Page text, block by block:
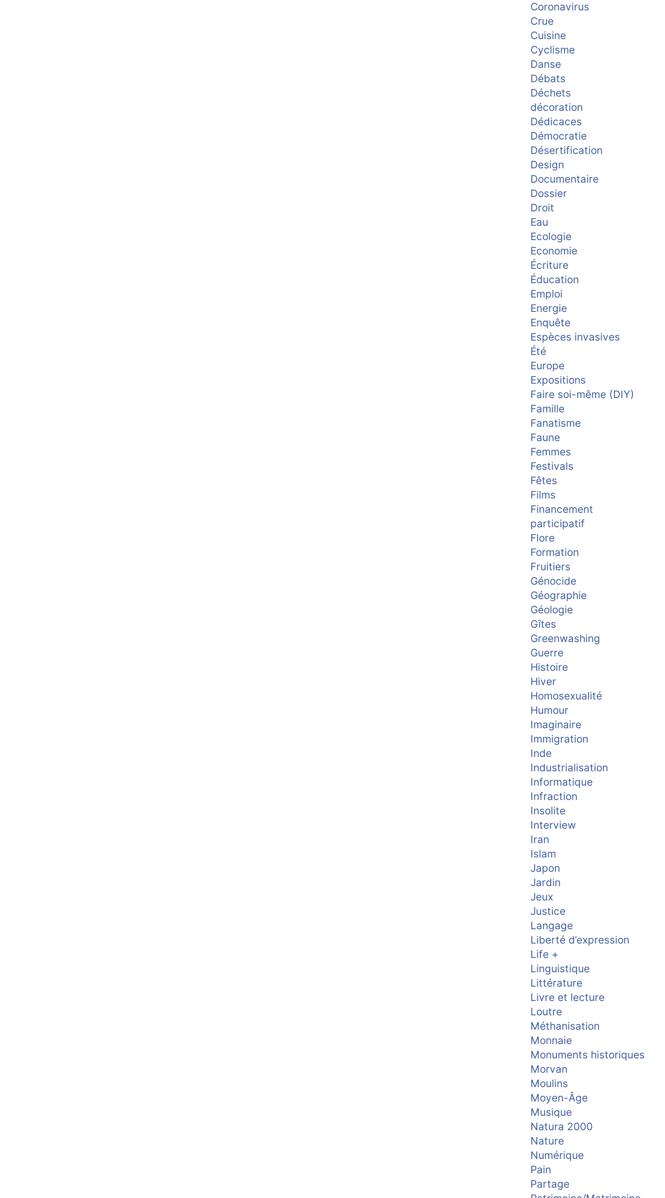
Coronavirus
Crue
Cuisine
Cyclisme
Danse
Débats
Déchets
décoration
Dédicaces
Démocratie
Désertification
Design
Documentaire
Dossier
Droit
Eau
Ecologie
Economie
Écriture
Éducation
Emploi
Energie
Enquête
Espèces invasives
Été
Europe
Expositions
Faire soi-même (DIY)
Famille
Fanatisme
Faune
Femmes
Festivals
Fêtes
Films
Financement
participatif
Flore
Formation
Fruitiers
Génocide
Géographie
Géologie
Gîtes
Greenwashing
Guerre
Histoire
Hiver
Homosexualité
Humour
Imaginaire
Immigration
Inde
Industrialisation
Informatique
Infraction
Insolite
Interview
Iran
Islam
Japon
Jardin
Jeux
Justice
Langage
Liberté d’expression
Life +
Linguistique
Littérature
Livre et lecture
Loutre
Méthanisation
Monnaie
Monuments historiques
Morvan
Moulins
Moyen-Âge
Musique
Natura 2000
Nature
Numérique
Pain
Partage